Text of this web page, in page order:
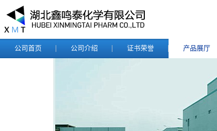
公司首页 公司介绍 证书荣誉 产品展厅